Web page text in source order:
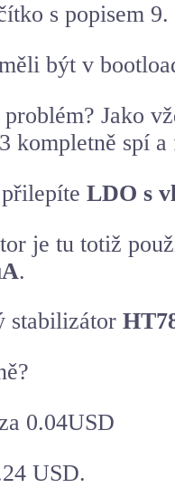
s popisem 9.
být v
Jako
kompletně spí
LDO s
je tu totiž
.
stabilizátor
0.04USD
USD.